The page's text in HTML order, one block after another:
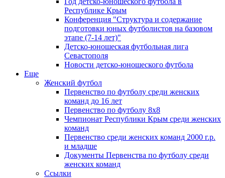
Республике Крым
Конференция "Структура и содержание
подготовки юных футболистов на базовом
этапе (7-14 лет)"
Детско-юношеская футбольная лига
Севастополя
Новости детско-юношеского футбола
Еще
Женский футбол
Первенство по футболу среди женских
команд до 16 лет
Первенство по футболу 8х8
Чемпионат Республики Крым среди женских
команд
Первенство среди женских команд 2000 г.р.
и младше
Документы Первенства по футболу среди
женских команд
Ссылки